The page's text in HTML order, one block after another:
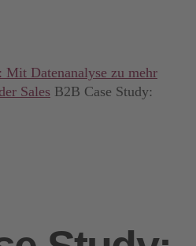
Mit Datenanalyse zu mehr
Sales B2B Case Study: